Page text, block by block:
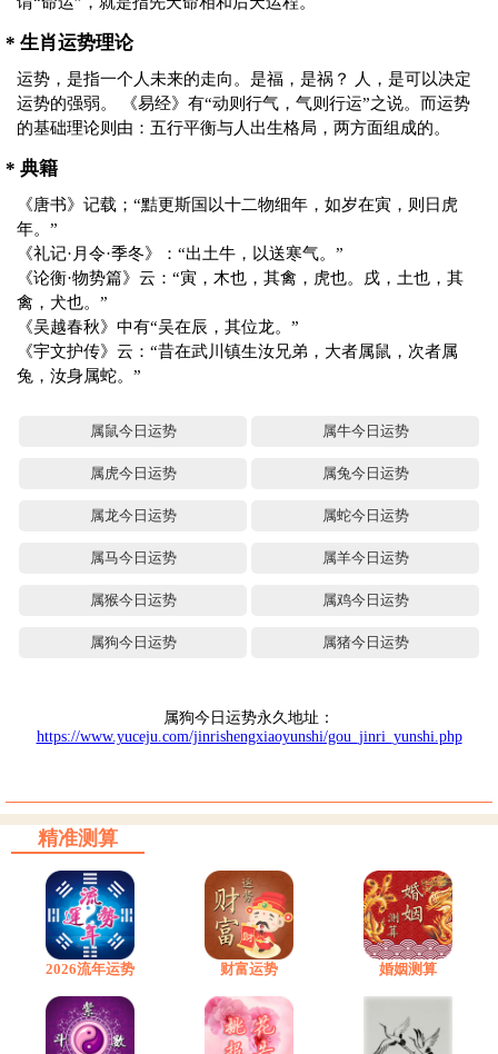
* 生肖运势理论
运势，是指一个人未来的走向。是福，是祸？ 人，是可以决定
运势的强弱。 《易经》有“动则行气，气则行运”之说。而运势
的基础理论则由：五行平衡与人出生格局，两方面组成的。
* 典籍
《唐书》记载；“黠更斯国以十二物细年，如岁在寅，则日虎
年。”
《礼记·月令·季冬》：“出土牛，以送寒气。”
《论衡·物势篇》云：“寅，木也，其禽，虎也。戌，土也，其
禽，犬也。”
《吴越春秋》中有“吴在辰，其位龙。”
《宇文护传》云：“昔在武川镇生汝兄弟，大者属鼠，次者属
兔，汝身属蛇。”
属鼠今日运势 属牛今日运势
属虎今日运势 属兔今日运势
属龙今日运势 属蛇今日运势
属马今日运势 属羊今日运势
属猴今日运势 属鸡今日运势
属狗今日运势 属猪今日运势
属狗今日运势永久地址：
https://www.yuceju.com/jinrishengxiaoyunshi/gou_jinri_yunshi.php
精准测算
2026流年运势 财富运势 婚姻测算